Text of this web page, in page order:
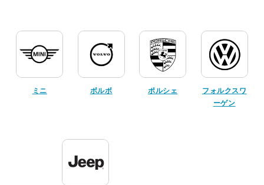
ミニ ボルボ ポルシェ
フォルクスワ
ーゲン